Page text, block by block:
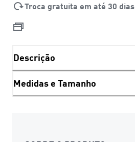
Troca gratuita em até 30 dias
Descrição
Medidas e Tamanho